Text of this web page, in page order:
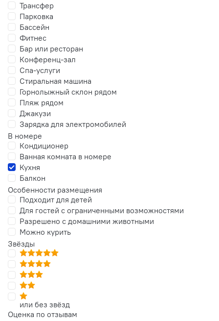
Трансфер
Парковка
Бассейн
Фитнес
Бар или ресторан
Конференц-зал
Спа-услуги
Стиральная машина
Горнолыжный склон рядом
Пляж рядом
Джакузи
Зарядка для электромобилей
В номере
Кондиционер
Ванная комната в номере
Кухня
Балкон
Особенности размещения
Подходит для детей
Для гостей с ограниченными возможностями
Разрешено с домашними животными
Можно курить
Звёзды
или без звёзд
Оценка по отзывам